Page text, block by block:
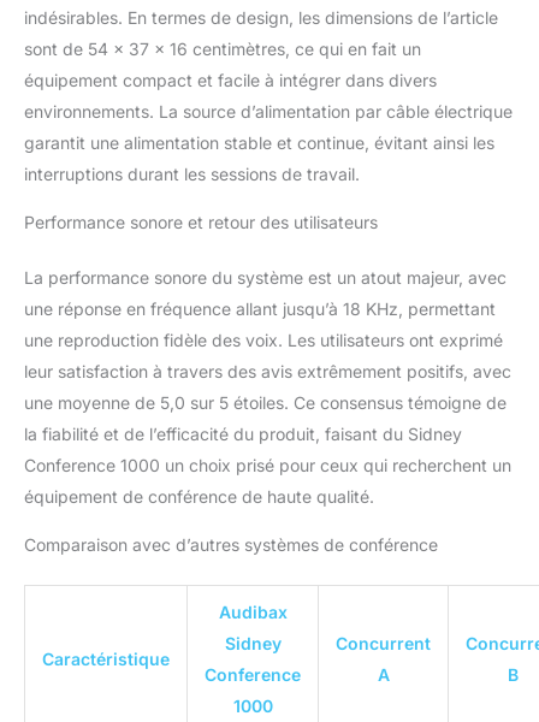
une gamme dynamique
de 100dB et une gamme
de réponse en fréquence
de 80Hz-18KHz.
RÉCEPTEUR HAUTE
PUISSANCE: Optimaux
pour les conférences de
microphones sont
conversion de fréquence
secondaire. Il a une
puissance de travail de
12V 1000mA et dispose
d'un nombre de 200
MICROPHONES AVEC
BOUTON D'ALLUMAGE :
Au centre de chaque
trouve un bouton
appuyant sur le bouton,
vous pouvez activer ou
désactiver le microphone
pour parler à votre tour
indésirables. En termes de design, les dimensions de l’article
sont de 54 x 37 x 16 centimètres, ce qui en fait un
équipement compact et facile à intégrer dans divers
environnements. La source d’alimentation par câble électrique
garantit une alimentation stable et continue, évitant ainsi les
interruptions durant les sessions de travail.
Performance sonore et retour des utilisateurs
La performance sonore du système est un atout majeur, avec
une réponse en fréquence allant jusqu’à 18 KHz, permettant
une reproduction fidèle des voix. Les utilisateurs ont exprimé
leur satisfaction à travers des avis extrêmement positifs, avec
une moyenne de 5,0 sur 5 étoiles. Ce consensus témoigne de
la fiabilité et de l’efficacité du produit, faisant du Sidney
Conference 1000 un choix prisé pour ceux qui recherchent un
équipement de conférence de haute qualité.
Comparaison avec d’autres systèmes de conférence
Caractéristique
Audibax
Sidney
Conference
1000
Concurrent
A
B